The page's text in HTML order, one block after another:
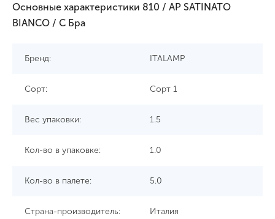
Основные характеристики 810 / AP SATINATO
BIANCO / C Бра
Бренд: ITALAMP
Сорт: Сорт 1
Вес упаковки: 1.5
Кол-во в упаковке: 1.0
Кол-во в палете: 5.0
Страна-производитель: Италия